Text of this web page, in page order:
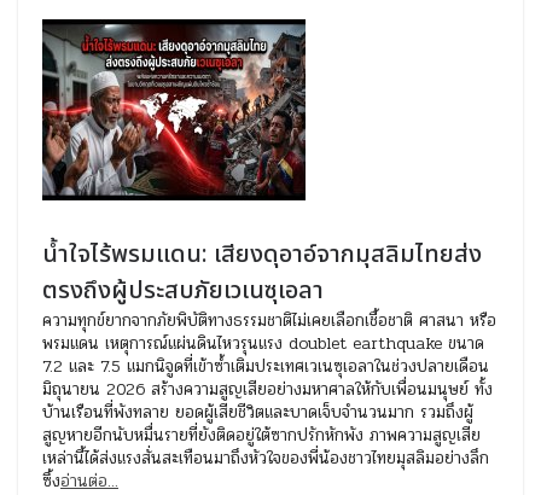
น้ำใจไร้พรมแดน: เสียงดุอาอ์จากมุสลิมไทยส่ง
ตรงถึงผู้ประสบภัยเวเนซุเอลา
ความทุกข์ยากจากภัยพิบัติทางธรรมชาติไม่เคยเลือกเชื้อชาติ ศาสนา หรือ
พรมแดน เหตุการณ์แผ่นดินไหวรุนแรง doublet earthquake ขนาด
7.2 และ 7.5 แมกนิจูดที่เข้าซ้ำเติมประเทศเวเนซุเอลาในช่วงปลายเดือน
มิถุนายน 2026 สร้างความสูญเสียอย่างมหาศาลให้กับเพื่อนมนุษย์ ทั้ง
บ้านเรือนที่พังทลาย ยอดผู้เสียชีวิตและบาดเจ็บจำนวนมาก รวมถึงผู้
สูญหายอีกนับหมื่นรายที่ยังติดอยู่ใต้ซากปรักหักพัง ภาพความสูญเสีย
เหล่านี้ได้ส่งแรงสั่นสะเทือนมาถึงหัวใจของพี่น้องชาวไทยมุสลิมอย่างลึก
ซึ้งอ่านต่อ...